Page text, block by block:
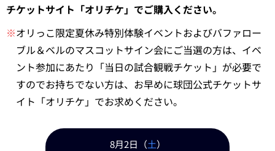
チケットサイト「オリチケ」でご購入ください。
※オリっこ限定夏休み特別体験イベントおよびバファロー
ブル＆ベルのマスコットサイン会にご当選の方は、イベ
ント参加にあたり「当日の試合観戦チケット」が必要で
すのでお持ちでない方は、お早めに球団公式チケットサ
イト「オリチケ」でお求めください。
8月2日（土）